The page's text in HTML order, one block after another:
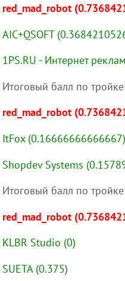
red_mad_robot
AIC+QSOFT
1PS.RU - Интернет
Итоговый балл по
red_mad_robot
ItFox (0.16666666666667)
Shopdev Systems
Итоговый балл по
red_mad_robot
KLBR Studio (0)
SUETA (0.375)